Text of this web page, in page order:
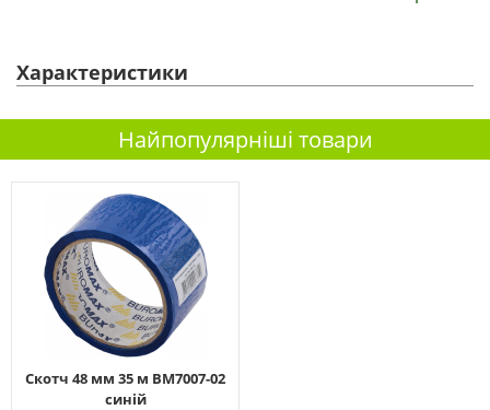
Характеристики
Найпопулярніші товари
Скотч 48 мм 35 м ВМ7007-02
синій